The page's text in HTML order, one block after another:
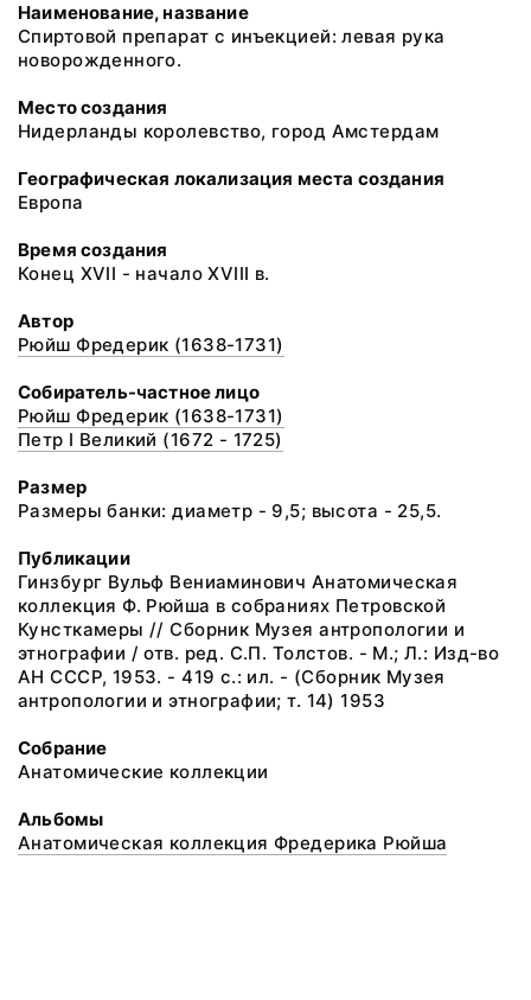
Наименование, название
Спиртовой препарат с инъекцией: левая рука
новорожденного.
Место создания
Нидерланды королевство, город Амстердам
Географическая локализация места создания
Европа
Время создания
Конец ХVII - начало XVIII в.
Автор
Рюйш Фредерик (1638-1731)
Собиратель-частное лицо
Рюйш Фредерик (1638-1731)
Петр I Великий (1672 - 1725)
Размер
Размеры банки: диаметр - 9,5; высота - 25,5.
Публикации
Гинзбург Вульф Вениаминович Анатомическая
коллекция Ф. Рюйша в собраниях Петровской
Кунсткамеры // Сборник Музея антропологии и
этнографии / отв. ред. С.П. Толстов. - М.; Л.: Изд-во
АН СССР, 1953. - 419 с.: ил. - (Сборник Музея
антропологии и этнографии; т. 14) 1953
Собрание
Анатомические коллекции
Альбомы
Анатомическая коллекция Фредерика Рюйша